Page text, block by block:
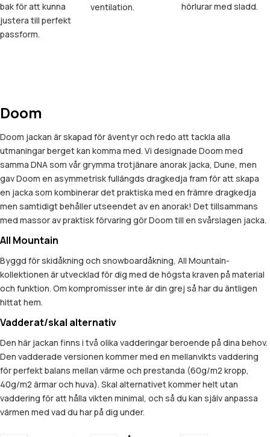
bak för att kunna
justera till perfekt
passform.
ventilation.
hörlurar med sladd.
Doom
Doom jackan är skapad för äventyr och redo att tackla alla
utmaningar berget kan komma med. Vi designade Doom med
samma DNA som vår grymma trotjänare anorak jacka, Dune, men
gav Doom en asymmetrisk fullängds dragkedja fram för att skapa
en jacka som kombinerar det praktiska med en främre dragkedja
men samtidigt behåller utseendet av en anorak! Det tillsammans
med massor av praktisk förvaring gör Doom till en svårslagen jacka.
All Mountain
Byggd för skidåkning och snowboardåkning, All Mountain-
kollektionen är utvecklad för dig med de högsta kraven på material
och funktion. Om kompromisser inte är din grej så har du äntligen
hittat hem.
Vadderat/skal alternativ
Den här jackan finns i två olika vadderingar beroende på dina behov.
Den vadderade versionen kommer med en mellanvikts vaddering
för perfekt balans mellan värme och prestanda (60g/m2 kropp,
40g/m2 ärmar och huva). Skal alternativet kommer helt utan
vaddering för att hålla vikten minimal, och så du kan själv anpassa
värmen med vad du har på dig under.